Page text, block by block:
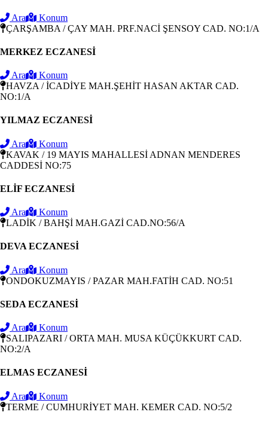
Ara
Konum
ÇARŞAMBA / ÇAY MAH. PRF.NACİ ŞENSOY CAD. NO:1/A
MERKEZ ECZANESİ
Ara
Konum
HAVZA / İCADİYE MAH.ŞEHİT HASAN AKTAR CAD.
NO:1/A
YILMAZ ECZANESİ
Ara
Konum
KAVAK / 19 MAYIS MAHALLESİ ADNAN MENDERES
CADDESİ NO:75
ELİF ECZANESİ
Ara
Konum
LADİK / BAHŞİ MAH.GAZİ CAD.NO:56/A
DEVA ECZANESİ
Ara
Konum
ONDOKUZMAYIS / PAZAR MAH.FATİH CAD. NO:51
SEDA ECZANESİ
Ara
Konum
SALIPAZARI / ORTA MAH. MUSA KÜÇÜKKURT CAD.
NO:2/A
ELMAS ECZANESİ
Ara
Konum
TERME / CUMHURİYET MAH. KEMER CAD. NO:5/2